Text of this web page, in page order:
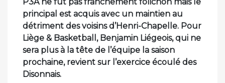
P3A ne fut pas franchement folichon mais le
principal est acquis avec un maintien au
détriment des voisins d’Henri-Chapelle. Pour
Liège & Basketball, Benjamin Liégeois, qui ne
sera plus à la tête de l’équipe la saison
prochaine, revient sur l’exercice écoulé des
Disonnais.